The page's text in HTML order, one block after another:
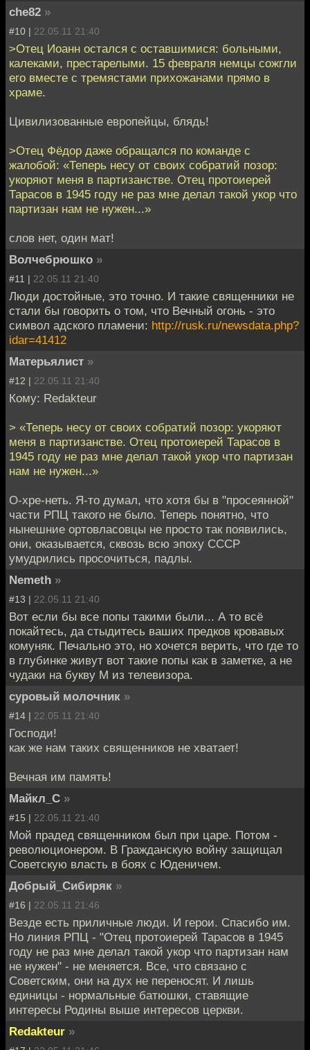
che82 »
#10 | 22.05.11 21:40
>Отец Иоанн остался с оставшимися: больными,
калеками, престарелыми. 15 февраля немцы сожгли
его вместе с тремястами прихожанами прямо в
храме.
Цивилизованные европейцы, блядь!
>Отец Фёдор даже обращался по команде с
жалобой: «Теперь несу от своих собратий позор:
укоряют меня в партизанстве. Отец протоиерей
Тарасов в 1945 году не раз мне делал такой укор что
партизан нам не нужен...»
слов нет, один мат!
Волчебрюшко »
#11 | 22.05.11 21:40
Люди достойные, это точно. И такие священники не
стали бы говорить о том, что Вечный огонь - это
символ адского пламени: http://rusk.ru/newsdata.php?
idar=41412
Матерьялист »
#12 | 22.05.11 21:40
Кому: Redakteur
> «Теперь несу от своих собратий позор: укоряют
меня в партизанстве. Отец протоиерей Тарасов в
1945 году не раз мне делал такой укор что партизан
нам не нужен...»
О-хре-неть. Я-то думал, что хотя бы в "просеянной"
части РПЦ такого не было. Теперь понятно, что
нынешние ортовласовцы не просто так появились,
они, оказывается, сквозь всю эпоху СССР
умудрились просочиться, падлы.
Nemeth »
#13 | 22.05.11 21:40
Вот если бы все попы такими были... А то всё
покайтесь, да стыдитесь ваших предков кровавых
комуняк. Печально это, но хочется верить, что где то
в глубинке живут вот такие попы как в заметке, а не
чудаки на букву М из телевизора.
суровый молочник »
#14 | 22.05.11 21:40
Господи!
как же нам таких священников не хватает!
Вечная им память!
Майкл_С »
#15 | 22.05.11 21:40
Мой прадед священником был при царе. Потом -
революционером. В Гражданскую войну защищал
Советскую власть в боях с Юденичем.
Добрый_Сибиряк »
#16 | 22.05.11 21:46
Везде есть приличные люди. И герои. Спасибо им.
Но линия РПЦ - "Отец протоиерей Тарасов в 1945
году не раз мне делал такой укор что партизан нам
не нужен" - не меняется. Все, что связано с
Советским, они на дух не переносят. И лишь
единицы - нормальные батюшки, ставящие
интересы Родины выше интересов церкви.
Redakteur »